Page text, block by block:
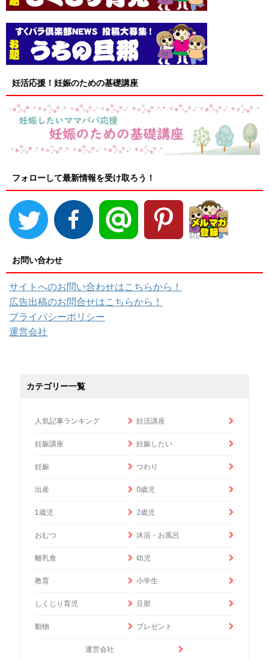
妊活応援！妊娠のための基礎講座
フォローして最新情報を受け取ろう！
お問い合わせ
サイトへのお問い合わせはこちらから！
広告出稿のお問合せはこちらから！
プライバシーポリシー
運営会社
カテゴリー一覧
人気記事ランキング 妊活講座
妊娠講座 妊娠したい
妊娠 つわり
出産 0歳児
1歳児 2歳児
おむつ 沐浴・お風呂
離乳食 幼児
教育 小学生
しくじり育児 旦那
動物 プレゼント
運営会社